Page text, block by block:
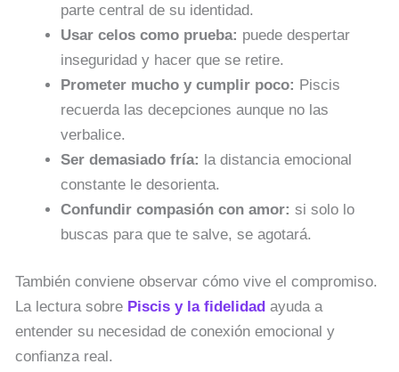
parte central de su identidad.
Usar celos como prueba: puede despertar
inseguridad y hacer que se retire.
Prometer mucho y cumplir poco: Piscis
recuerda las decepciones aunque no las
verbalice.
Ser demasiado fría: la distancia emocional
constante le desorienta.
Confundir compasión con amor: si solo lo
buscas para que te salve, se agotará.
También conviene observar cómo vive el compromiso.
La lectura sobre Piscis y la fidelidad ayuda a
entender su necesidad de conexión emocional y
confianza real.